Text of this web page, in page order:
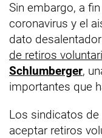
Sin embargo, a
coronavirus y el
dato
de retiros
Schlumberger,
importantes que
Los sindicatos
aceptar retiros